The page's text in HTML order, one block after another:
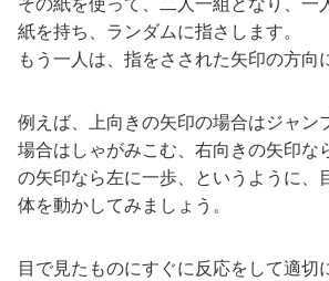
紙を持ち、ランダムに指さします。
もう一人は、指をさされた矢印の方向
例えば、上向きの矢印の場合はジャン
場合はしゃがみこむ、右向きの矢印な
の矢印なら左に一歩、というように、
体を動かしてみましょう。
目で見たものにすぐに反応をして適切